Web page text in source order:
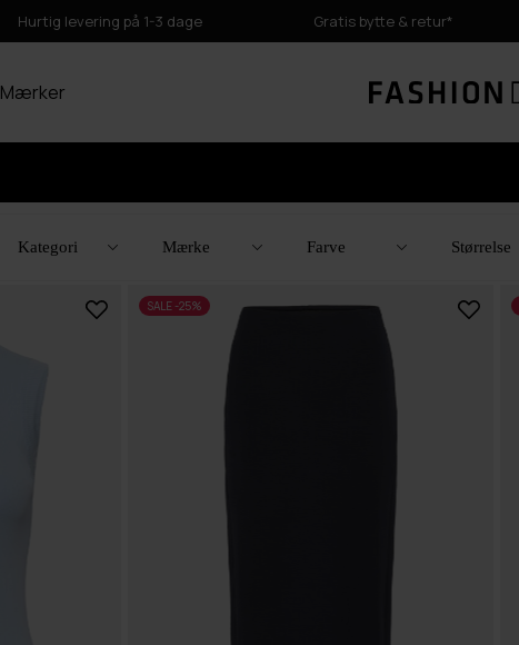
Hurtig levering på 1-3 dage Gratis bytte & retur*
Mærker
Kategori Mærke Farve Størrelse
SALE -25%